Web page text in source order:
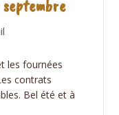
les fournées
contrats
Bel été et à